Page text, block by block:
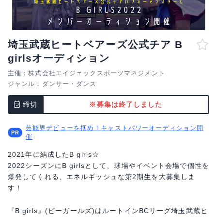
埼玉武蔵ヒートベアーズ公式チア B
girlsオーディション
主催：株式会社エイジェックスポーツマネジメント
ジャンル： ダンサー・ダンス
締切 ※募集は終了しました
芸能界デビューを掴め！キャストパワーオーディション開
催
2021年に結成したB girls☆
2022シーズンにB girlsとして、球場やイベント会場で個性を
爆発してくれる、エネルギッシュな第2期生を大募集しま
す！
『B girls』(ビーガールズ)はルートインBCリーグ埼玉武蔵ヒ